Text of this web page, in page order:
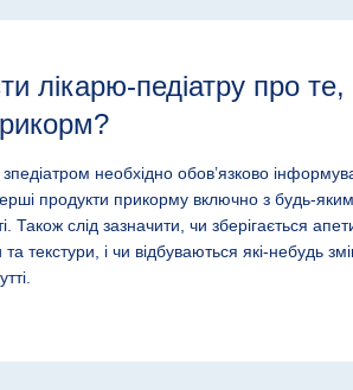
лікарю-педіатру про те,
зпедіатром необхідно обов’язково
продукти прикорму включно з будь-
Також слід зазначити, чи зберігається
текстури, і чи відбуваються які-небудь